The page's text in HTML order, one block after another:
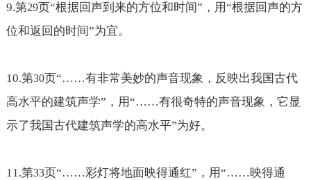
9.第29页“根据回声到来的方位和时间”，用“根据回声的方
位和返回的时间”为宜。
10.第30页“……有非常美妙的声音现象，反映出我国古代
高水平的建筑声学”，用“……有很奇特的声音现象，它显
示了我国古代建筑声学的高水平”为好。
11.第33页“……彩灯将地面映得通红”，用“……映得通